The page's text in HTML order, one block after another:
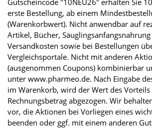
Gutscheincode "10NEU26" erhalten Sie
erste Bestellung, ab einem
(Warenkorbwert). Nicht anwendbar auf
Artikel, Bücher,
Versandkosten sowie bei Bestellungen
Vergleichsportale. Nicht mit anderen
(ausgenommen Coupons) kombinierbar
unter www.pharmeo.de. Nach Eingabe
im Warenkorb, wird der Wert des
Rechnungsbetrag abgezogen. Wir
vor, die Aktionen bei Vorliegen eines
beenden oder ggf. mit einem anderen